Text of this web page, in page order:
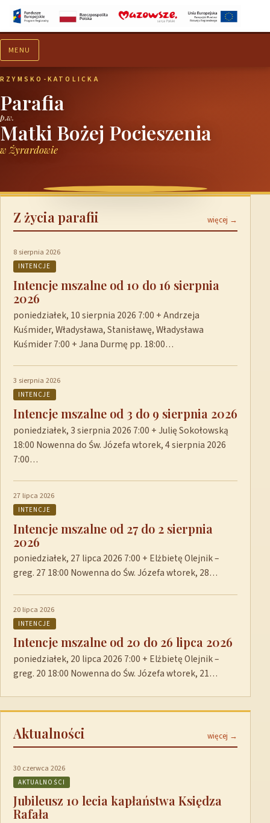
MENU
RZYMSKO-KATOLICKA
Parafia
p.w.
Matki Bożej Pocieszenia
w Żyrardowie
Z życia parafii więcej →
8 sierpnia 2026
INTENCJE
Intencje mszalne od 10 do 16 sierpnia
2026
poniedziałek, 10 sierpnia 2026 7:00 + Andrzeja
Kuśmider, Władysława, Stanisławę, Władysława
Kuśmider 7:00 + Jana Durmę pp. 18:00…
3 sierpnia 2026
INTENCJE
Intencje mszalne od 3 do 9 sierpnia 2026
poniedziałek, 3 sierpnia 2026 7:00 + Julię Sokołowską
18:00 Nowenna do Św. Józefa wtorek, 4 sierpnia 2026
7:00…
27 lipca 2026
INTENCJE
Intencje mszalne od 27 do 2 sierpnia
2026
poniedziałek, 27 lipca 2026 7:00 + Elżbietę Olejnik –
greg. 27 18:00 Nowenna do Św. Józefa wtorek, 28…
20 lipca 2026
INTENCJE
Intencje mszalne od 20 do 26 lipca 2026
poniedziałek, 20 lipca 2026 7:00 + Elżbietę Olejnik –
greg. 20 18:00 Nowenna do Św. Józefa wtorek, 21…
Aktualności więcej →
30 czerwca 2026
AKTUALNOŚCI
Jubileusz 10 lecia kapłaństwa Księdza
Rafała